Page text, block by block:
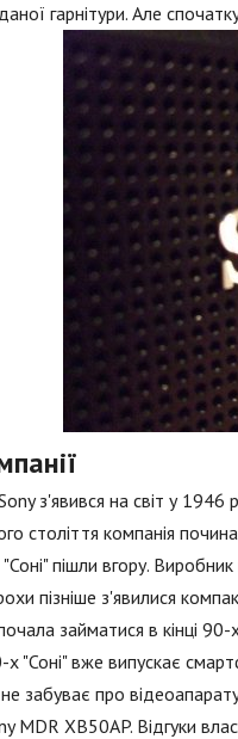
гарнітури. Але
з'явився на світ у 1946
століття компанія
пішли вгору.
пізніше з'явилися
займатися в кінці
"Соні" вже випускає
забуває про
MDR XB50AP. Відгуки